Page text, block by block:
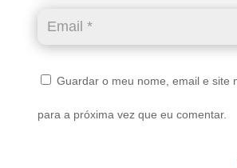
Guardar o meu nome, email e site
para a próxima vez que eu comentar.